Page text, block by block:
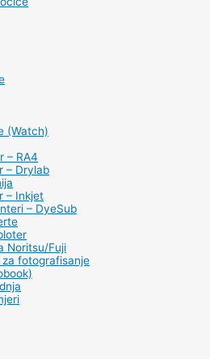
(Watch)
– RA4
– Drylab
– Inkjet
– DyeSub
Noritsu/Fuji
za fotografisanje